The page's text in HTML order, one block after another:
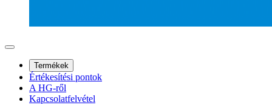
Termékek
Értékesítési pontok
A HG-ről
Kapcsolatfelvétel